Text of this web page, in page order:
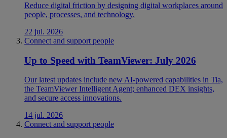
Reduce digital friction by designing digital workplaces around
people, processes, and technology.
22 jul. 2026
Connect and support people
Up to Speed with TeamViewer: July 2026
Our latest updates include new AI-powered capabilities in Tia,
the TeamViewer Intelligent Agent; enhanced DEX insights,
and secure access innovations.
14 jul. 2026
Connect and support people